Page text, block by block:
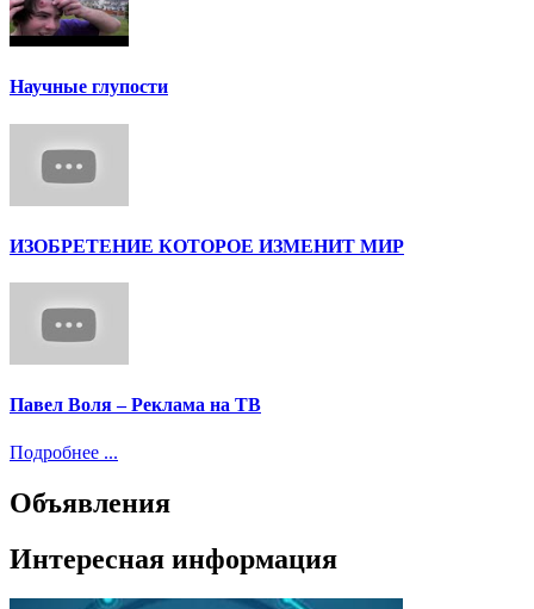
Научные глупости
ИЗОБРЕТЕНИЕ КОТОРОЕ ИЗМЕНИТ МИР
Павел Воля – Реклама на ТВ
Подробнее ...
Объявления
Интересная информация